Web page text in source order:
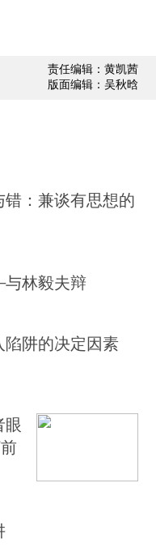
责任编辑：黄凯茜
版面编辑：吴秋晗
：兼谈有思想的
林毅夫辩
阱的决定因素